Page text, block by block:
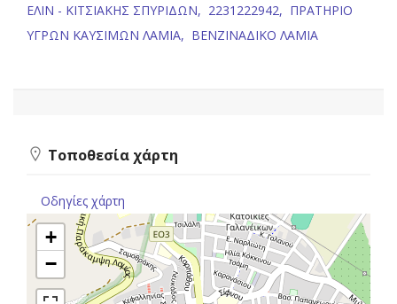
ΕΛΙΝ - ΚΙΤΣΙΑΚΗΣ ΣΠΥΡΙΔΩΝ, 2231222942, ΠΡΑΤΗΡΙΟ
ΥΓΡΩΝ ΚΑΥΣΙΜΩΝ ΛΑΜΙΑ, ΒΕΝΖΙΝΑΔΙΚΟ ΛΑΜΙΑ
Τοποθεσία χάρτη
Οδηγίες χάρτη
+
−